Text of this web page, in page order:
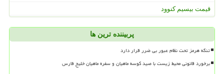
قیمت بیسیم کنوود
پربیننده ترین ها
تنگه هرمز تحت نظام عبور بی ضرر قرار دارد
برخورد قانونی محیط زیست با صید کوسه ماهیان و سفره ماهیان خلیج فارس